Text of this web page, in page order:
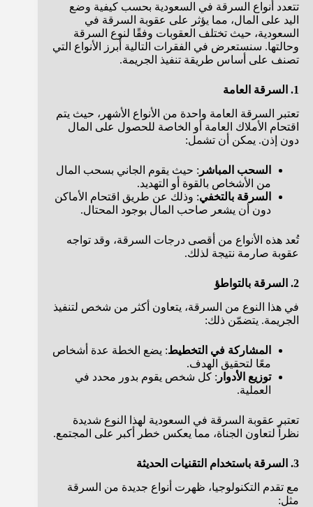
تتعدد أنواع السرقة في السعودية بحسب كيفية وضع
اليد على المال، مما يؤثر على عقوبة السرقة في
السعودية، حيث تختلف العقوبات وفقًا لنوع السرقة
وحالتها. سنستعرض في الفقرات التالية أبرز الأنواع التي
تصنف على أساس طريقة تنفيذ الجريمة.
1. السرقة العامة
تعتبر السرقة العامة واحدة من الأنواع الأشهر، حيث يتم
اقتحام الأملاك العامة أو الخاصة للحصول على المال
دون إذن. يمكن أن تشمل:
السحب المباشر : حيث يقوم الجاني بسحب المال
من الأشخاص بالقوة أو التهديد.
السرقة بالتخفي: وذلك عن طريق اقتحام الأماكن
دون أن يشعر صاحب المال بوجود المحتال.
تُعد هذه الأنواع من أقصى درجات السرقة، وقد تواجه
عقوبة صارمة نتيجة لذلك.
2. السرقة بالتواطؤ
في هذا النوع من السرقة، يتعاون أكثر من شخص لتنفيذ
الجريمة. يتضمّن ذلك:
المشاركة في التخطيط: يضع الخطة عدة أشخاص
معًا لتحقيق الهدف.
توزيع الأدوار : كل شخص يقوم بدور محدد في
العملية.
تعتبر عقوبة السرقة في السعودية لهذا النوع شديدة
نظراً لتعاون الجناة، مما يعكس خطر أكبر على المجتمع.
3. السرقة باستخدام التقنيات الحديثة
مع تقدم التكنولوجيا، ظهرت أنواع جديدة من السرقة
مثل: